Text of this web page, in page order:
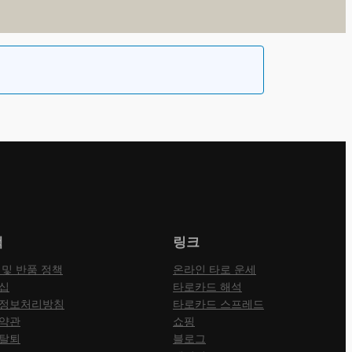
반품 정책
보처리방침
관
퇴
링크
온라인 타로 운세
타로카드 해석
타로카드 스프레드
쇼핑
블로그